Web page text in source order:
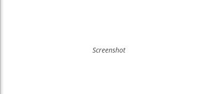
Screenshot